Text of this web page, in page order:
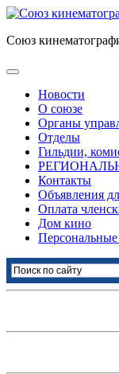
Союз
Новости
О союзе
Органы
Отделы
Гильдии,
Контакты
Объявления
Оплата
Дом кино